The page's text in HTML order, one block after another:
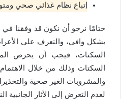
إتباع نظام غذائي صحي
ختامًا نرجو أن نكون قد وفقنا
بشكل وافي، والتعرف على
السكتات، فيجب أن يحرص
السكتات وذلك من خلال
والمشروبات الغير صحية
لعدم التعرض إلى الأثار الجانبية